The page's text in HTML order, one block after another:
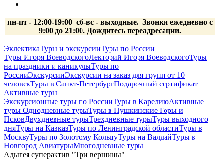
пн-пт - 12:00-19:00 сб-вс - выходные. Звонки ежедневно с
9:00 до 21:00. Дождитесь переадресации.
ЭклектикаТуры и экскурсииТуры по России
Туры Игоря ВоеводскогоЛекторий Игоря ВоеводскогоТуры
на праздники и каникулыТуры по
РоссииЭкскурсииЭкскурсии на заказ для групп от 10
человекТуры в Санкт-ПетербургПодарочный сертификат
Активные туры
Экскурсионные туры по РоссииТуры в КарелиюАктивные
туры Однодневные турыТуры в Пушкинские Горы и
ПсковДвухдневные турыТрехдневные турыТуры выходного
дняТуры на КавказТуры по Ленинградской областиТуры в
МосквуТуры по Золотому КольцуТуры на ВалдайТуры в
Новгород АвиатурыМногодневные туры
Адыгея суперактив "Три вершины"